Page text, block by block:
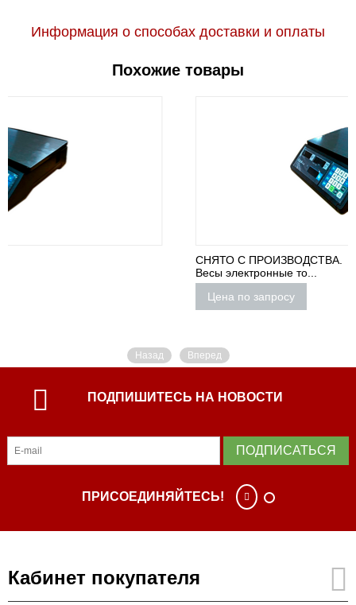
Информация о способах доставки и оплаты
Похожие товары
Назад Вперед
ПОДПИШИТЕСЬ НА НОВОСТИ
ПОДПИСАТЬСЯ
ПРИСОЕДИНЯЙТЕСЬ!
Кабинет покупателя